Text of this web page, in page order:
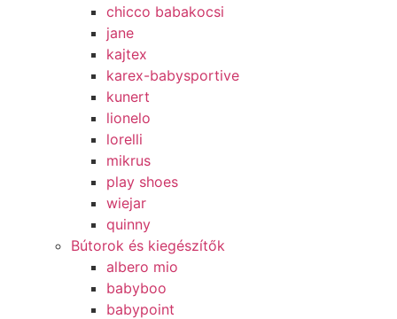
chicco babakocsi
jane
kajtex
karex-babysportive
kunert
lionelo
lorelli
mikrus
play shoes
wiejar
quinny
Bútorok és kiegészítők
albero mio
babyboo
babypoint